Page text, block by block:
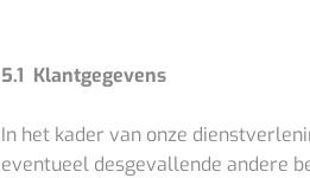
5.1 Klantgegevens
In het kader van onze
eventueel desgevallende andere